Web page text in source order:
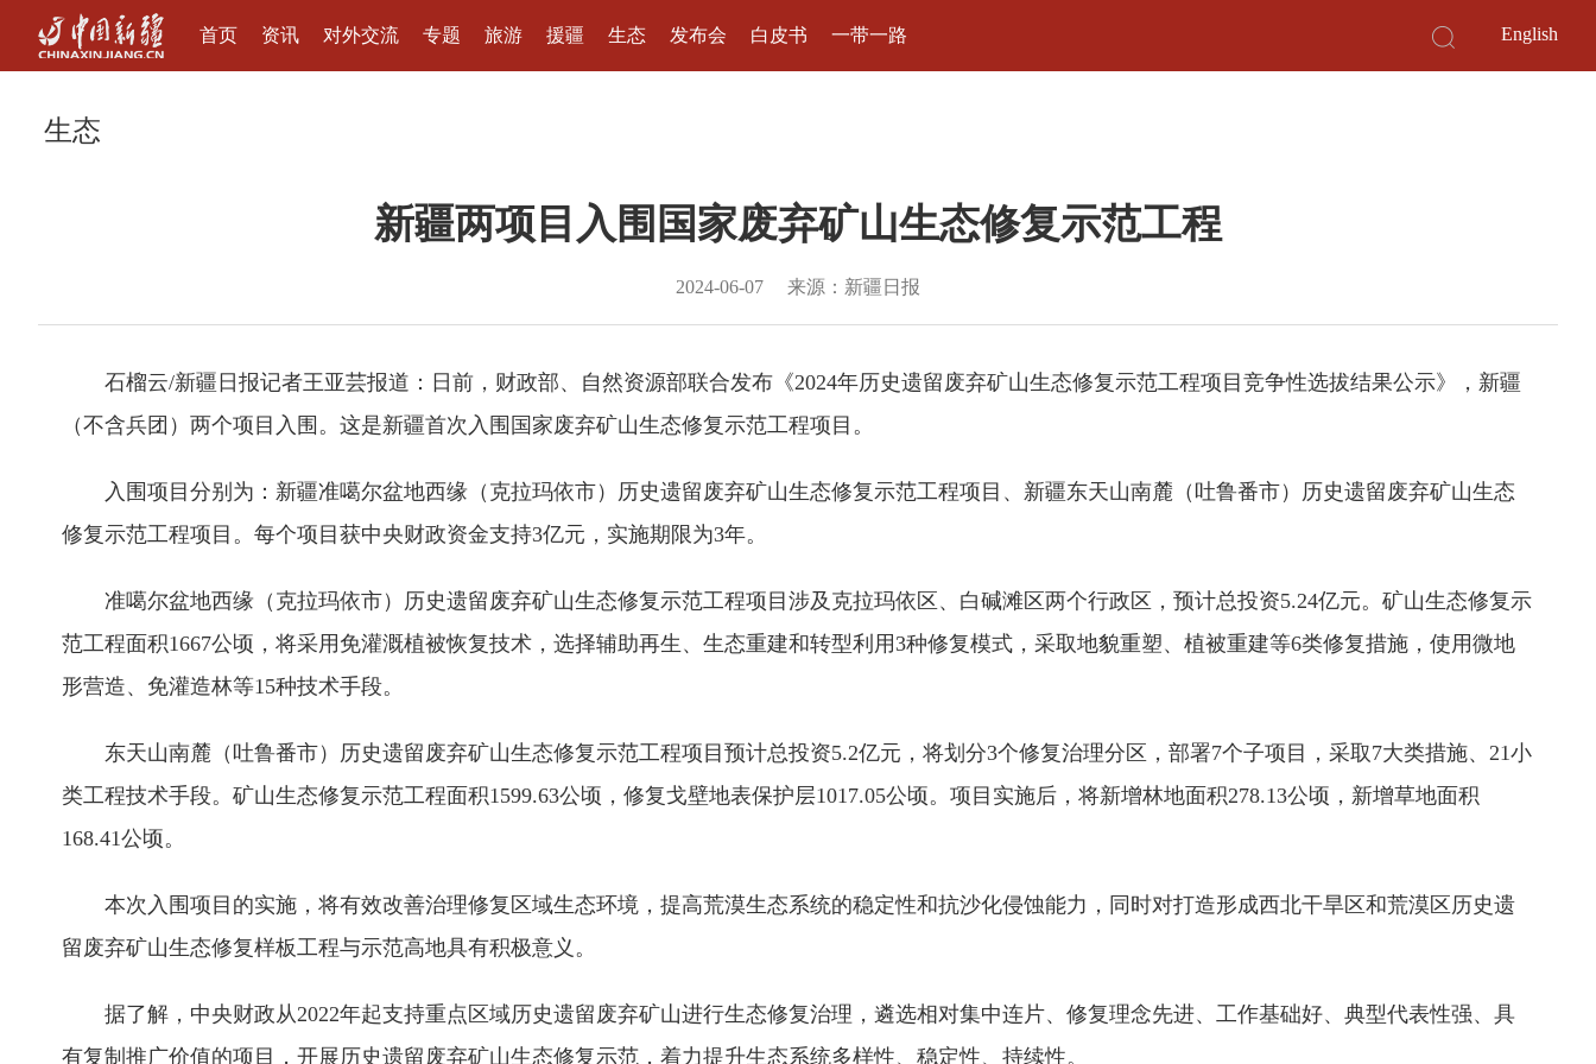
首页 资讯 对外交流 专题 旅游 援疆 生态 发布会 白皮书 一带一路 English
生态
新疆两项目入围国家废弃矿山生态修复示范工程
2024-06-07 来源：新疆日报
石榴云/新疆日报记者王亚芸报道：日前，财政部、自然资源部联合发布《2024年历史遗留废弃矿山生态修复示范工程项目竞争性选拔结果公示》，新疆
（不含兵团）两个项目入围。这是新疆首次入围国家废弃矿山生态修复示范工程项目。
入围项目分别为：新疆准噶尔盆地西缘（克拉玛依市）历史遗留废弃矿山生态修复示范工程项目、新疆东天山南麓（吐鲁番市）历史遗留废弃矿山生态
修复示范工程项目。每个项目获中央财政资金支持3亿元，实施期限为3年。
准噶尔盆地西缘（克拉玛依市）历史遗留废弃矿山生态修复示范工程项目涉及克拉玛依区、白碱滩区两个行政区，预计总投资5.24亿元。矿山生态修复示
范工程面积1667公顷，将采用免灌溉植被恢复技术，选择辅助再生、生态重建和转型利用3种修复模式，采取地貌重塑、植被重建等6类修复措施，使用微地
形营造、免灌造林等15种技术手段。
东天山南麓（吐鲁番市）历史遗留废弃矿山生态修复示范工程项目预计总投资5.2亿元，将划分3个修复治理分区，部署7个子项目，采取7大类措施、21小
类工程技术手段。矿山生态修复示范工程面积1599.63公顷，修复戈壁地表保护层1017.05公顷。项目实施后，将新增林地面积278.13公顷，新增草地面积
168.41公顷。
本次入围项目的实施，将有效改善治理修复区域生态环境，提高荒漠生态系统的稳定性和抗沙化侵蚀能力，同时对打造形成西北干旱区和荒漠区历史遗
留废弃矿山生态修复样板工程与示范高地具有积极意义。
据了解，中央财政从2022年起支持重点区域历史遗留废弃矿山进行生态修复治理，遴选相对集中连片、修复理念先进、工作基础好、典型代表性强、具
有复制推广价值的项目，开展历史遗留废弃矿山生态修复示范，着力提升生态系统多样性、稳定性、持续性。